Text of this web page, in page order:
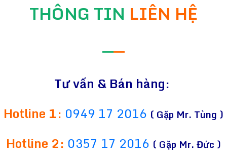
THÔNG TIN LIÊN HỆ
——
Tư vấn & Bán hàng:
Hotline 1: 0949 17 2016 ( Gặp Mr. Tùng )
Hotline 2: 0357 17 2016 ( Gặp Mr. Đức )